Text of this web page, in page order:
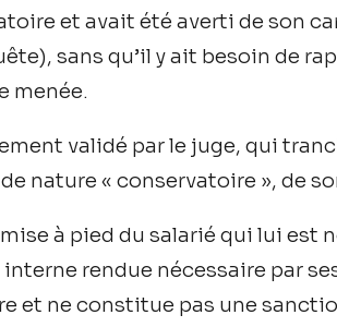
et avait été averti de son
sans qu’il y ait besoin de
menée.
validé par le juge, qui
nature « conservatoire », de
à pied du salarié qui lui est
rendue nécessaire par
et ne constitue pas une